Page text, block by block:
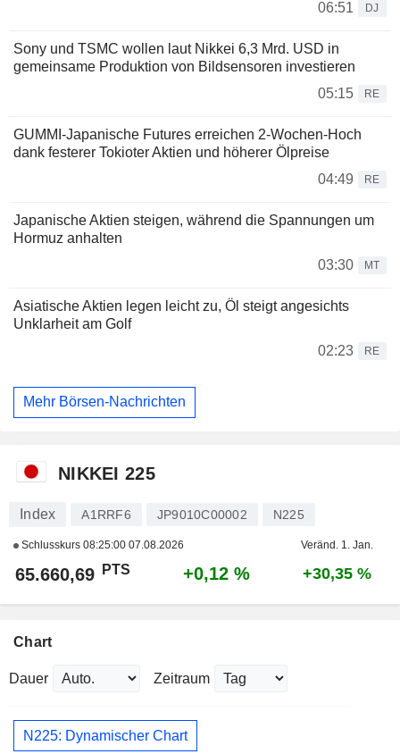
06:51
DJ
Sony und TSMC wollen laut Nikkei 6,3 Mrd. USD in
gemeinsame Produktion von Bildsensoren investieren
05:15
RE
GUMMI-Japanische Futures erreichen 2-Wochen-Hoch
dank festerer Tokioter Aktien und höherer Ölpreise
04:49
RE
Japanische Aktien steigen, während die Spannungen um
Hormuz anhalten
03:30
MT
Asiatische Aktien legen leicht zu, Öl steigt angesichts
Unklarheit am Golf
02:23
RE
Mehr Börsen-Nachrichten
NIKKEI 225
Index A1RRF6 JP9010C00002 N225
Schlusskurs 08:25:00 07.08.2026 Veränd. 1. Jan.
65.660,69 PTS +0,12 % +30,35 %
Chart
Dauer Zeitraum
N225: Dynamischer Chart